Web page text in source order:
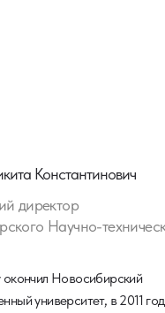
Константинович
окончил Новосибирский
университет, в 2011
директор
Научно-